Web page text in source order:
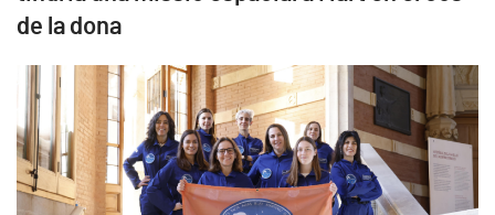
de la dona